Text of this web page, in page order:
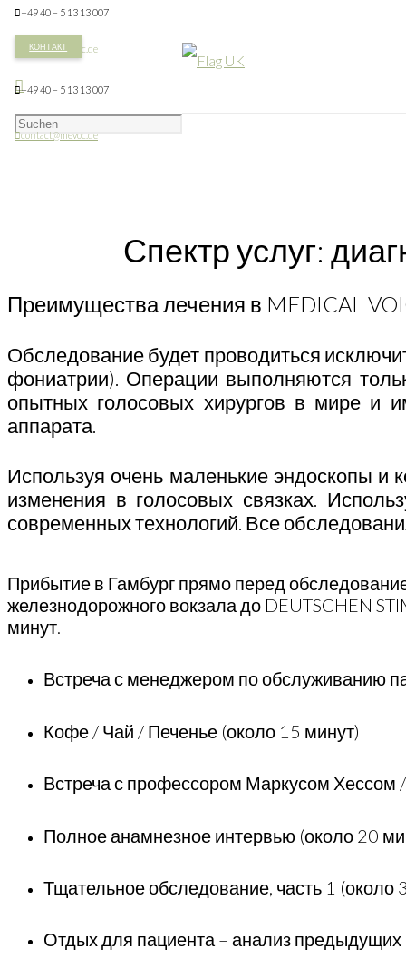
+49 40 – 5 13 13 007
contact@mevoc.de
КОНТАКТ
+49 40 – 5 13 13 007
contact@mevoc.de
Спектр услуг:
Преимущества лечения в MEDICAL
Обследование будет проводиться
фониатрии). Операции выполняются
опытных голосовых хирургов в мире и
аппарата.
Используя очень маленькие эндоскопы и
изменения в голосовых связках.
современных технологий. Все
Прибытие в Гамбург прямо перед
железнодорожного вокзала до DEUTSCHEN
минут.
Встреча с менеджером по обслуживанию
Кофе / Чай / Печенье (около 15 минут)
Встреча с профессором Маркусом
Полное анамнезное интервью (около 20
Тщательное обследование, часть 1 (около
Отдых для пациента – анализ предыдущих